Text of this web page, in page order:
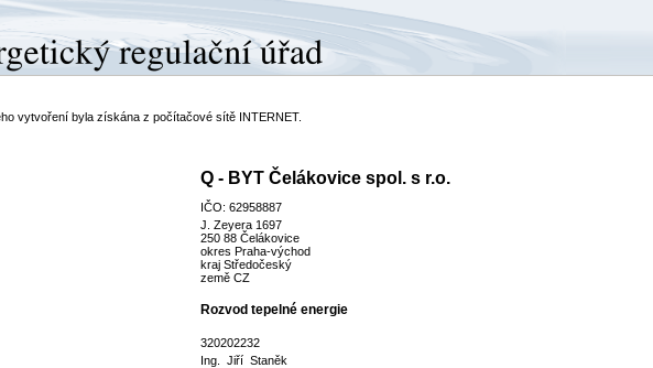
vytvoření byla získána z počítačové sítě INTERNET.
Q - BYT Čelákovice spol. s r.o.
IČO: 62958887
J. Zeyera 1697
250 88 Čelákovice
okres Praha-východ
kraj Středočeský
země CZ
Rozvod tepelné energie
320202232
Ing. Jiří Staněk